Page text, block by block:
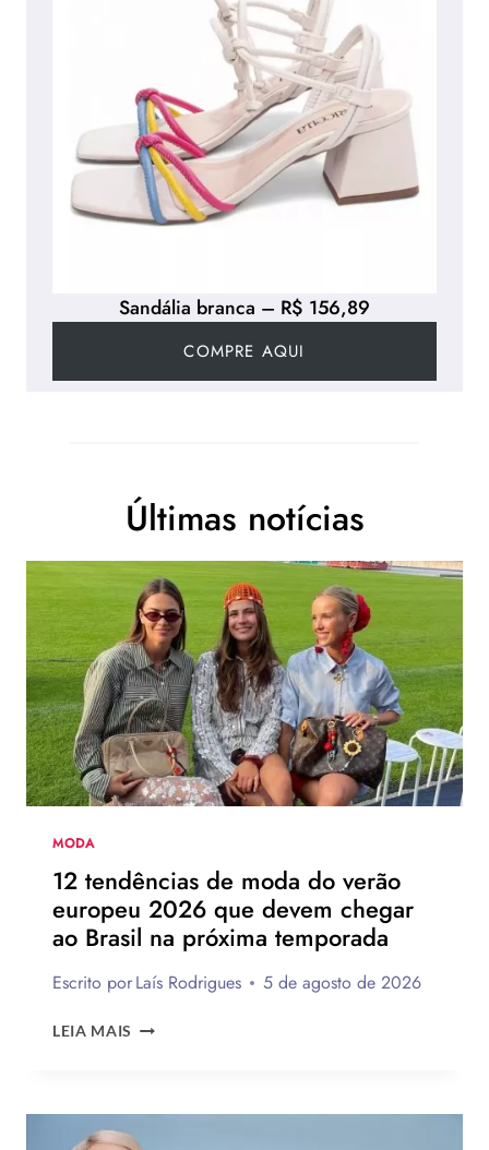
Sandália branca – R$ 156,89
COMPRE AQUI
Últimas notícias
MODA
12 tendências de moda do verão
europeu 2026 que devem chegar
ao Brasil na próxima temporada
Escrito porLaís Rodrigues 5 de agosto de 2026
LEIA MAIS
DO
VERÃO